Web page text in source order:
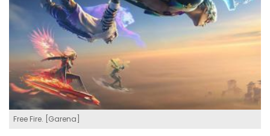
Free Fire. [Garena]